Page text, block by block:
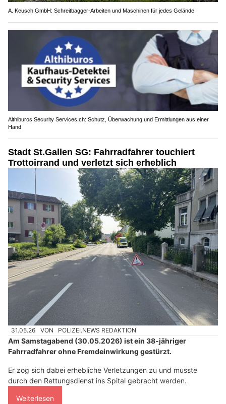
A. Keusch GmbH: Schreitbagger-Arbeiten und Maschinen für jedes Gelände
Althiburos Security Services.ch: Schutz, Überwachung und Ermittlungen aus einer
Hand
Stadt St.Gallen SG: Fahrradfahrer touchiert
Trottoirrand und verletzt sich erheblich
31.05.26 VON POLIZEI.NEWS REDAKTION
Am Samstagabend (30.05.2026) ist ein 38-jähriger
Fahrradfahrer ohne Fremdeinwirkung gestürzt.
Er zog sich dabei erhebliche Verletzungen zu und musste
durch den Rettungsdienst ins Spital gebracht werden.
Weiterlesen